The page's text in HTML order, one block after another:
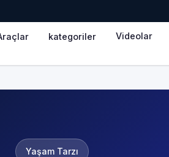
kategoriler Videolar
Yaşam Tarzı